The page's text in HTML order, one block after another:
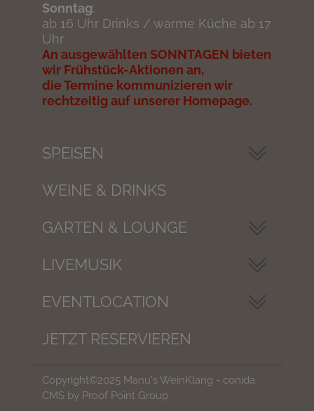
SPEISEN
WEINE & DRINKS
GARTEN & LOUNGE
LIVEMUSIK
EVENTLOCATION
JETZT RESERVIEREN
Sonntag:
ab 16 Uhr Drinks / warme Küche ab 17
Uhr
An ausgewählten SONNTAGEN bieten
wir Frühstück-Aktionen an,
die Termine kommunizieren wir
rechtzeitig auf unserer Homepage.
Copyright©2025 Manu's WeinKlang - conida
CMS by Proof Point Group